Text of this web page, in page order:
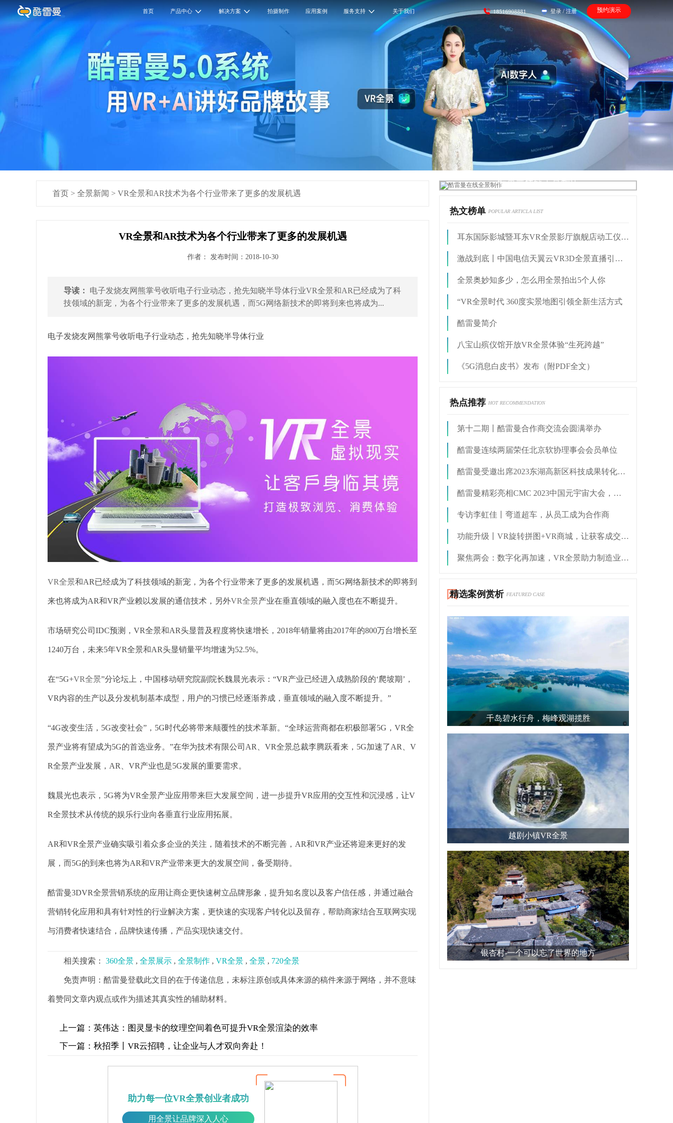
首页 产品中心 解决方案 拍摄制作 应用案例 服务支持 关于我们 18516908881 登录 / 注册 预约演示
首页 > 全景新闻 > VR全景和AR技术为各个行业带来了更多的发展机遇
VR全景和AR技术为各个行业带来了更多的发展机遇
作者： 发布时间：2018-10-30
导读：
电子发烧友网熊掌号收听电子行业动态，抢先知晓半导体行业VR全景和AR已经成为了科
技领域的新宠，为各个行业带来了更多的发展机遇，而5G网络新技术的即将到来也将成为...
电子发烧友网熊掌号收听电子行业动态，抢先知晓半导体行业
VR全景和AR已经成为了科技领域的新宠，为各个行业带来了更多的发展机遇，而5G网络新技术的即将到
来也将成为AR和VR产业赖以发展的通信技术，另外VR全景产业在垂直领域的融入度也在不断提升。
市场研究公司IDC预测，VR全景和AR头显普及程度将快速增长，2018年销量将由2017年的800万台增长至
1240万台，未来5年VR全景和AR头显销量平均增速为52.5%。
在“5G+VR全景”分论坛上，中国移动研究院副院长魏晨光表示：“VR产业已经进入成熟阶段的‘爬坡期’，
VR内容的生产以及分发机制基本成型，用户的习惯已经逐渐养成，垂直领域的融入度不断提升。”
“4G改变生活，5G改变社会”，5G时代必将带来颠覆性的技术革新。“全球运营商都在积极部署5G，VR全
景产业将有望成为5G的首选业务。”在华为技术有限公司AR、VR全景总裁李腾跃看来，5G加速了AR、V
R全景产业发展，AR、VR产业也是5G发展的重要需求。
魏晨光也表示，5G将为VR全景产业应用带来巨大发展空间，进一步提升VR应用的交互性和沉浸感，让V
R全景技术从传统的娱乐行业向各垂直行业应用拓展。
AR和VR全景产业确实吸引着众多企业的关注，随着技术的不断完善，AR和VR产业还将迎来更好的发
展，而5G的到来也将为AR和VR产业带来更大的发展空间，备受期待。
酷雷曼3DVR全景营销系统的应用让商企更快速树立品牌形象，提升知名度以及客户信任感，并通过融合
营销转化应用和具有针对性的行业解决方案，更快速的实现客户转化以及留存，帮助商家结合互联网实现
与消费者快速结合，品牌快速传播，产品实现快速交付。
相关搜索： 360全景 , 全景展示 , 全景制作 , VR全景 , 全景 , 720全景
免责声明：酷雷曼登载此文目的在于传递信息，未标注原创或具体来源的稿件来源于网络，并不意味
着赞同文章内观点或作为描述其真实性的辅助材料。
上一篇： 英伟达：图灵显卡的纹理空间着色可提升VR全景渲染的效率
下一篇： 秋招季丨VR云招聘，让企业与人才双向奔赴！
助力每一位VR全景创业者成功
用全景让品牌深入人心
酷雷曼在线全景制作
热文榜单 POPULAR ARTICLA LIST
耳东国际影城暨耳东VR全景影厅旗舰店动工仪式盛大举行
激战到底丨中国电信天翼云VR3D全景直播引燃拳击热火
全景奥妙知多少，怎么用全景拍出5个人你
“VR全景时代 360度实景地图引领全新生活方式
酷雷曼简介
八宝山殡仪馆开放VR全景体验“生死跨越”
《5G消息白皮书》发布（附PDF全文）
热点推荐 HOT RECOMMENDATION
第十二期丨酷雷曼合作商交流会圆满举办
酷雷曼连续两届荣任北京软协理事会会员单位
酷雷曼受邀出席2023东湖高新区科技成果转化专场活动
酷雷曼精彩亮相CMC 2023中国元宇宙大会，助力云上VR直播
专访李虹佳丨弯道超车，从员工成为合作商
功能升级丨VR旋转拼图+VR商城，让获客成交更简单！
聚焦两会：数字化再加速，VR全景助力制造业转型
精选案例赏析 FEATURED CASE
千岛碧水行舟，梅峰观湖揽胜
越剧小镇VR全景
银杏村-一个可以忘了世界的地方